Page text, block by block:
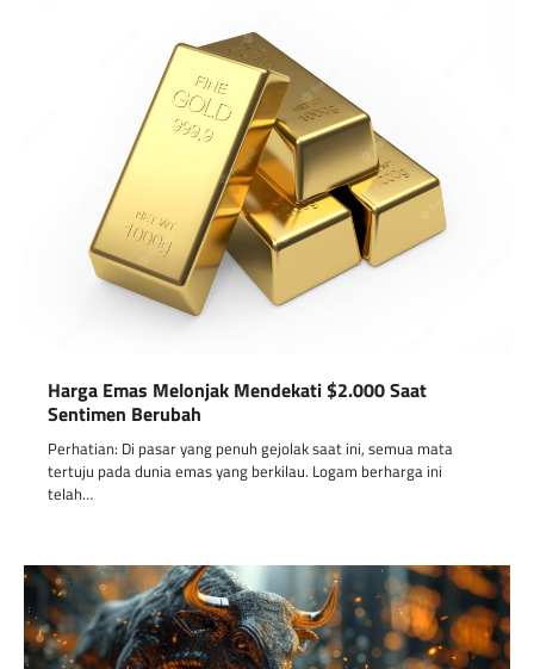
Harga Emas Melonjak Mendekati $2.000 Saat
Sentimen Berubah
Perhatian: Di pasar yang penuh gejolak saat ini, semua mata
tertuju pada dunia emas yang berkilau. Logam berharga ini
telah…